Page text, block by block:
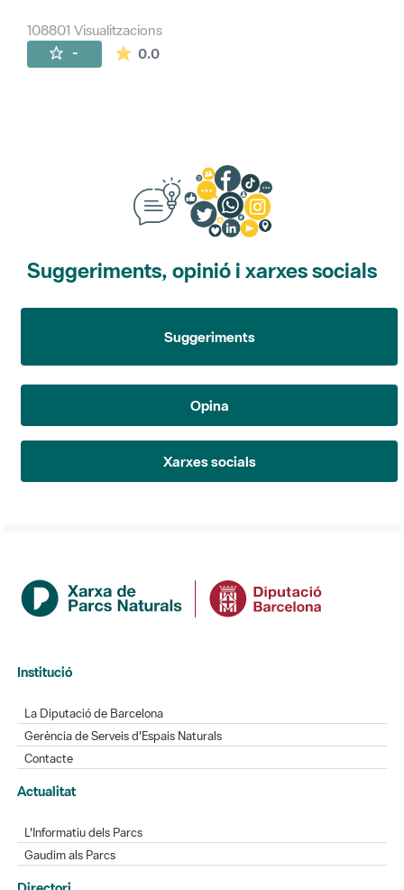
108801 Visualitzacions
- 0.0La mitjana de les valoracions és de 0
Suggeriments, opinió i xarxes socials
Suggeriments
Opina
Xarxes socials
Institució
La Diputació de Barcelona
Gerència de Serveis d'Espais Naturals
Contacte
Actualitat
L'Informatiu dels Parcs
Gaudim als Parcs